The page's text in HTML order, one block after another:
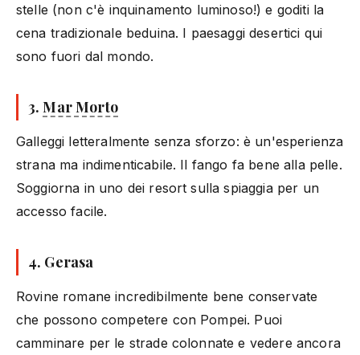
stelle (non c'è inquinamento luminoso!) e goditi la
cena tradizionale beduina. I paesaggi desertici qui
sono fuori dal mondo.
3.Mar Morto
Galleggi letteralmente senza sforzo: è un'esperienza
strana ma indimenticabile. Il fango fa bene alla pelle.
Soggiorna in uno dei resort sulla spiaggia per un
accesso facile.
4. Gerasa
Rovine romane incredibilmente bene conservate
che possono competere con Pompei. Puoi
camminare per le strade colonnate e vedere ancora